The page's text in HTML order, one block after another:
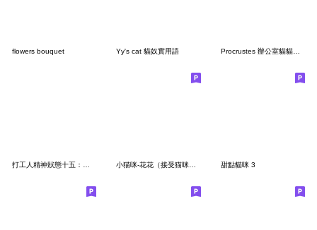
flowers bouquet Yy's cat 貓奴實用語 Procrustes 辦公室貓貓貼圖系列
甜點貓咪 3